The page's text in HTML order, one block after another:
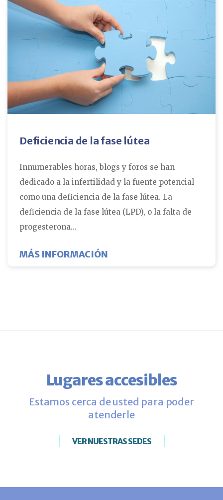
Deficiencia de la fase lútea
Innumerables horas, blogs y foros se han
dedicado a la infertilidad y la fuente potencial
como una deficiencia de la fase lútea. La
deficiencia de la fase lútea (LPD), o la falta de
progesterona...
MÁS INFORMACIÓN
Lugares accesibles
Estamos cerca de usted para poder
atenderle
VER NUESTRAS SEDES